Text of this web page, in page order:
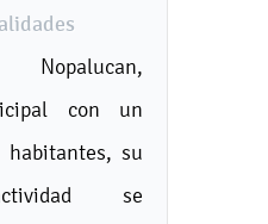
con un
su
se